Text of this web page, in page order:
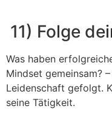
11) Folge
Was haben
Mindset gemeinsam?
Leidenschaft gefolgt.
seine Tätigkeit.